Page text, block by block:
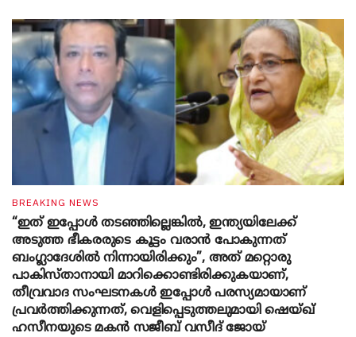
BREAKING NEWS
“ഇത് ഇപ്പോൾ തടഞ്ഞില്ലെങ്കിൽ, ഇന്ത്യയിലേക്ക്
അടുത്ത ഭീകരരുടെ കൂട്ടം വരാൻ പോകുന്നത്
ബംഗ്ലാദേശിൽ നിന്നായിരിക്കും”, അത് മറ്റൊരു
പാകിസ്താനായി മാറിക്കൊണ്ടിരിക്കുകയാണ്,
തീവ്രവാദ സംഘടനകൾ ഇപ്പോൾ പരസ്യമായാണ്
പ്രവര്‍ത്തിക്കുന്നത്, വെളിപ്പെടുത്തലുമായി ഷെയ്ഖ്
ഹസീനയുടെ മകൻ സജീബ് വസീദ് ജോയ്